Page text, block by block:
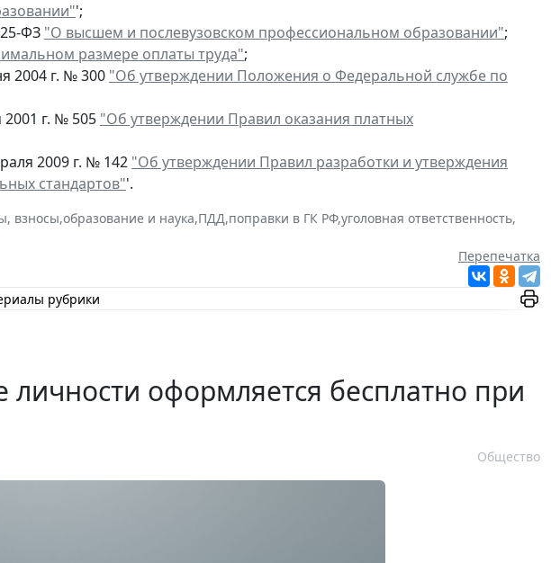
';
ФЗ "О высшем и послевузовском профессиональном образовании";
размере оплаты труда";
2004 г. № 300 "Об утверждении Положения о Федеральной службе по
г. № 505 "Об утверждении Правил оказания платных
2009 г. № 142 "Об утверждении Правил разработки и утверждения
стандартов"'.
взносы,образование и наука,ПДД,поправки в ГК РФ,уголовная ответственность,
Перепечатка
рубрики
личности оформляется бесплатно при
Общество